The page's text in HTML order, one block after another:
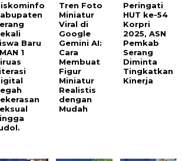
Baru
1
Tren Foto
Miniatur
Viral di
Google
Gemini AI:
Cara
Membuat
Figur
Miniatur
Realistis
dengan
Mudah
Peringati
HUT ke-54
Korpri
2025, ASN
Pemkab
Serang
Diminta
Tingkatkan
Kinerja